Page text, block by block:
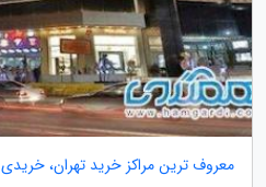
معروف ترین مراکز خرید تهران،